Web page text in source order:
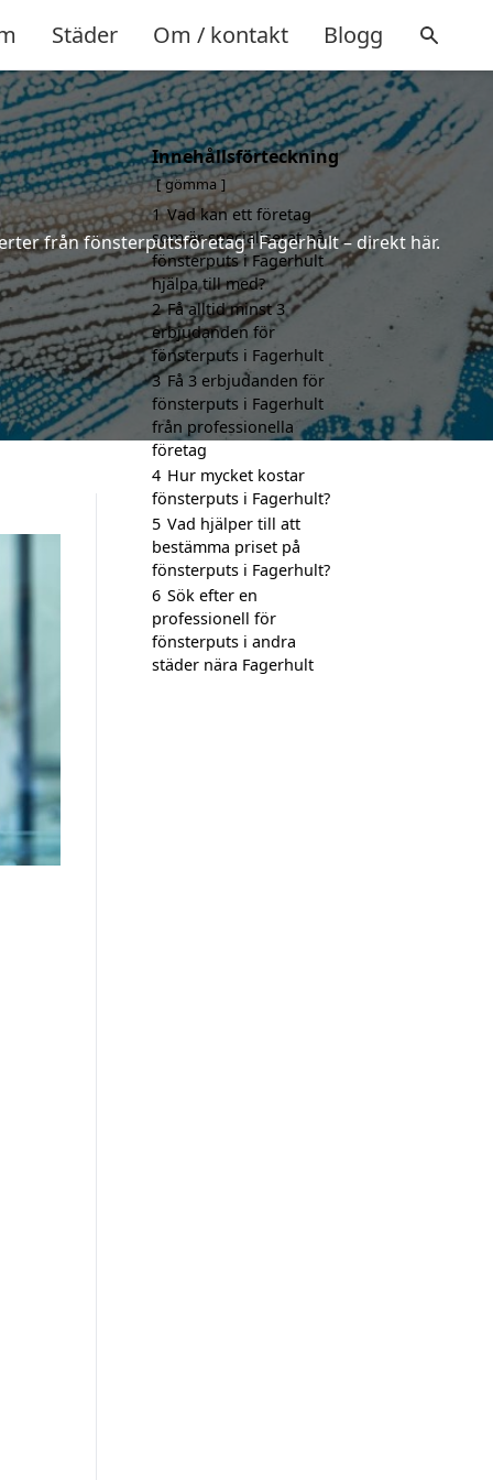
Städer Om / kontakt Blogg
från fönsterputsföretag i Fagerhult – direkt här.
Innehållsförteckning
gömma
1 Vad kan ett företag
som är specialiserat på
fönsterputs i Fagerhult
hjälpa till med?
2 Få alltid minst 3
erbjudanden för
fönsterputs i Fagerhult
3 Få 3 erbjudanden för
fönsterputs i Fagerhult
från professionella
företag
4 Hur mycket kostar
fönsterputs i Fagerhult?
5 Vad hjälper till att
bestämma priset på
fönsterputs i Fagerhult?
6 Sök efter en
professionell för
fönsterputs i andra
städer nära Fagerhult